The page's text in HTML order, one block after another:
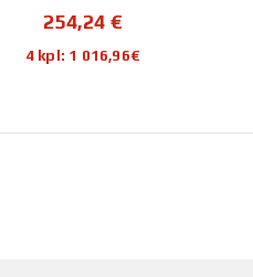
254,24 €
4 kpl: 1 016,96€